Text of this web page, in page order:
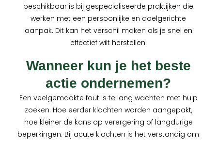
beschikbaar is bij gespecialiseerde praktijken die
werken met een persoonlijke en doelgerichte
aanpak. Dit kan het verschil maken als je snel en
effectief wilt herstellen.
Wanneer kun je het beste
actie ondernemen?
Een veelgemaakte fout is te lang wachten met hulp
zoeken. Hoe eerder klachten worden aangepakt,
hoe kleiner de kans op verergering of langdurige
beperkingen. Bij acute klachten is het verstandig om